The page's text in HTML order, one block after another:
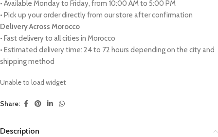
• Available Monday to Friday, from 10:00 AM to 5:00 PM
• Pick up your order directly from our store after confirmation
Delivery Across Morocco
• Fast delivery to all cities in Morocco
• Estimated delivery time: 24 to 72 hours depending on the city and
shipping method
Unable to load widget
Share:
Description